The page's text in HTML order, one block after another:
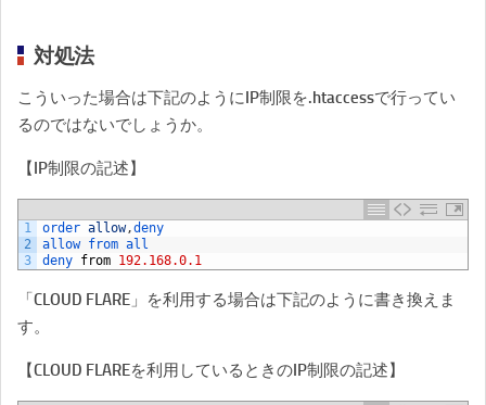
対処法
こういった場合は下記のようにIP制限を.htaccessで行ってい
るのではないでしょうか。
【IP制限の記述】
1
2
3
order allow,deny
allow from all
deny from 192.168.0.1
「CLOUD FLARE」を利用する場合は下記のように書き換えま
す。
【CLOUD FLAREを利用しているときのIP制限の記述】